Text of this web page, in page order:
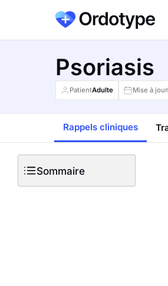
Psoriasis
PatientAdulte Mise à jour
Rappels cliniques
Sommaire